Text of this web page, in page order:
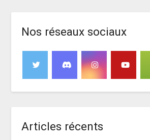
Nos réseaux sociaux
Articles récents